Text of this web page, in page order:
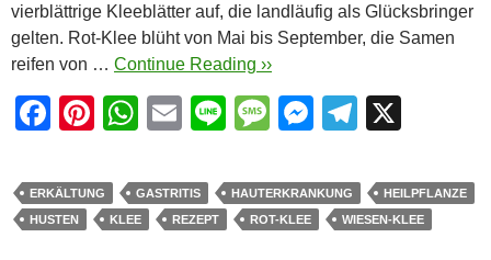
vierblättrige Kleeblätter auf, die landläufig als Glücksbringer
gelten. Rot-Klee blüht von Mai bis September, die Samen
reifen von … Continue Reading ››
F
c
e
Pi
er
e
W
at
s
E
ail
Li
e
M
ss
a
M
ss
e
T
e
gr
ERKÄLTUNG GASTRITIS HAUTERKRANKUNG
HEILPFLANZE
HUSTEN
KLEE REZEPT ROT-KLEE WIESEN-KLEE